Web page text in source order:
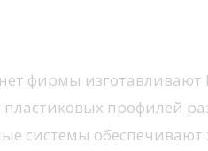
фирмы
профилей
системы